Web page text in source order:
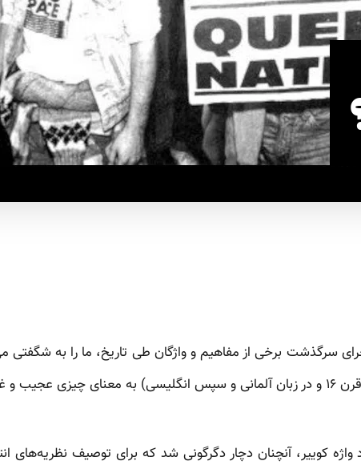
سرگذشت برخی از مفاهیم و واژگان طی تاریخ، ما را به شگفتی
بود.
کوییر، آنچنان دچار دگرگونی شد که برای توصیف نظریه‌های